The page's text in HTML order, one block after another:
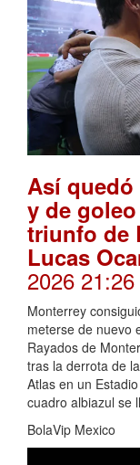
Así
y de
triunfo de
Lucas
2026 21:26
Monterrey
meterse de nuevo
Rayados de
tras la derrota de
Atlas en un
cuadro albiazul se
BolaVip Mexico